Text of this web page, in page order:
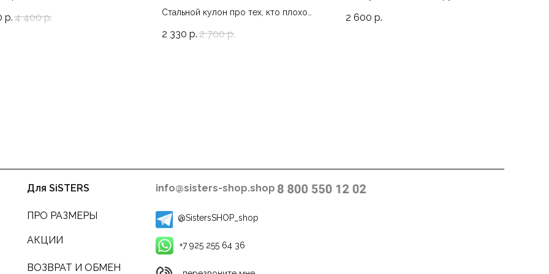
р. 4 400 р.
Стальной кулон про тех, кто плохо
2 330 р. 2 700 р.
2 600 р.
Для SiSTERS info@sisters-shop.shop
ПРО РАЗМЕРЫ
АКЦИИ
ВОЗВРАТ И ОБМЕН
@SistersSHOP_shop
+7 925 255 64 36